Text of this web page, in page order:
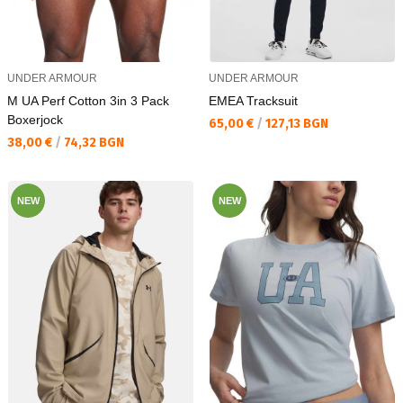
UNDER ARMOUR
M UA Perf Cotton 3in 3 Pack
Boxerjock
Текуща цена:
38,00 € / 74,32 BGN
UNDER ARMOUR
EMEA Tracksuit
Текуща цена:
65,00 € / 127,13 BGN
NEW NEW